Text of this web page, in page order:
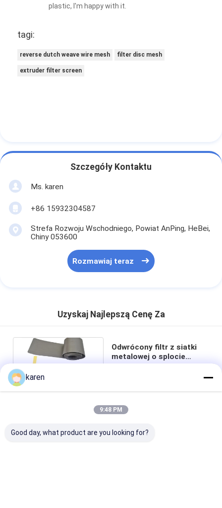
plastic, I'm happy with it.
tagi:
reverse dutch weave wire mesh filter disc mesh
extruder filter screen
Szczegóły Kontaktu
Ms. karen
+86 15932304587
Strefa Rozwoju Wschodniego, Powiat AnPing, HeBei,
Chiny 053600
Rozmawiaj teraz
Uzyskaj Najlepszą Cenę Za
Odwrócony filtr z siatki
metalowej o splocie
holenderskim do filtracji
czat
karen
9:48 PM
Good day, what product are you looking for?